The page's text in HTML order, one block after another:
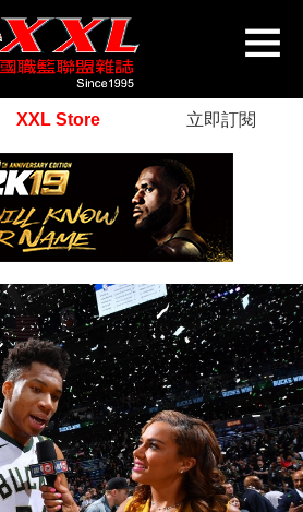
XXL Store 立即訂閱